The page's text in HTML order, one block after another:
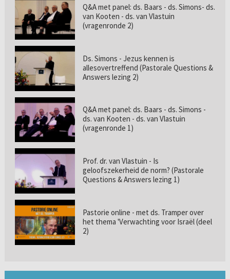
Q&A met panel: ds. Baars - ds. Simons- ds.
van Kooten - ds. van Vlastuin
(vragenronde 2)
Ds. Simons - Jezus kennen is
allesovertreffend (Pastorale Questions &
Answers lezing 2)
Q&A met panel: ds. Baars - ds. Simons -
ds. van Kooten - ds. van Vlastuin
(vragenronde 1)
Prof. dr. van Vlastuin - Is
geloofszekerheid de norm? (Pastorale
Questions & Answers lezing 1)
Pastorie online - met ds. Tramper over
het thema 'Verwachting voor Israël (deel
2)